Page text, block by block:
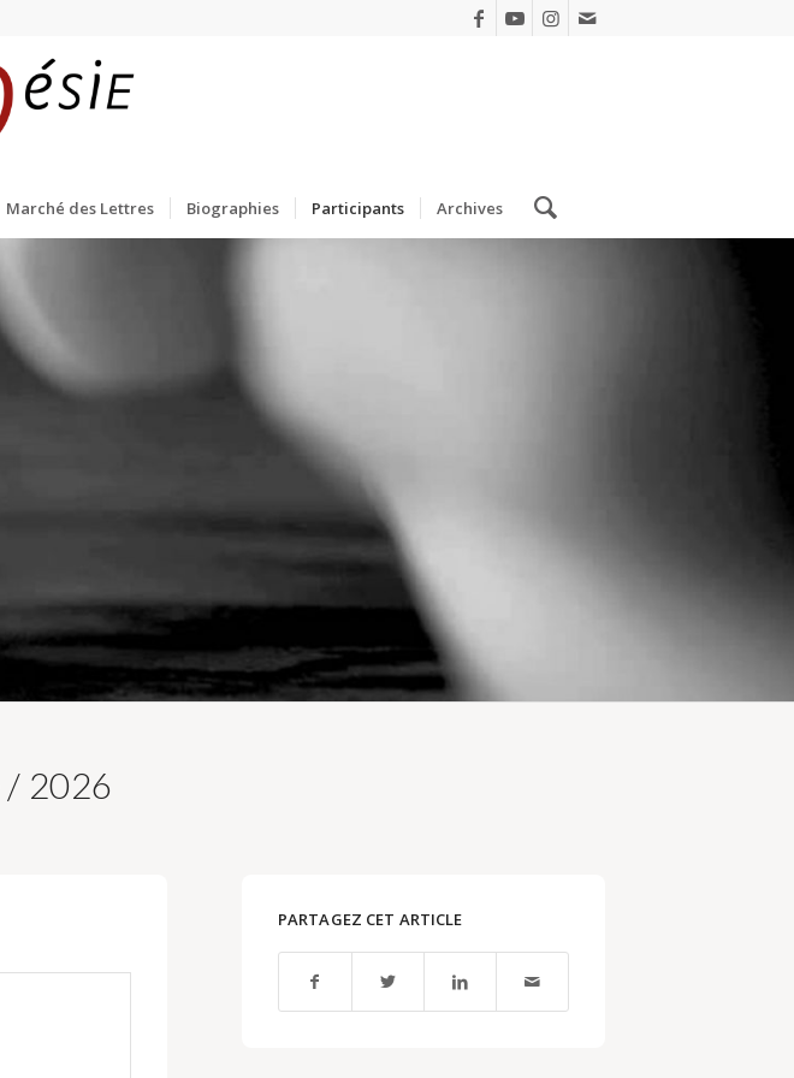
Marché des Lettres Biographies Participants Archives
/ 2026
PARTAGEZ CET ARTICLE